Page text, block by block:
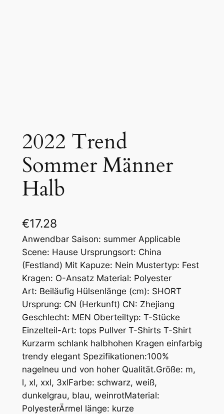
2022 Trend
Sommer Männer
Halb
€17.28
Anwendbar Saison: summer Applicable
Scene: Hause Ursprungsort: China
(Festland) Mit Kapuze: Nein Mustertyp: Fest
Kragen: O-Ansatz Material: Polyester
Art: Beiläufig Hülsenlänge (cm): SHORT
Ursprung: CN (Herkunft) CN: Zhejiang
Geschlecht: MEN Oberteiltyp: T-Stücke
Einzelteil-Art: tops Pullver T-Shirts T-Shirt
Kurzarm schlank halbhohen Kragen einfarbig
trendy elegant Spezifikationen:100%
nagelneu und von hoher Qualität.Größe: m,
l, xl, xxl, 3xlFarbe: schwarz, weiß,
dunkelgrau, blau, weinrotMaterial:
PolyesterÄrmel länge: kurze